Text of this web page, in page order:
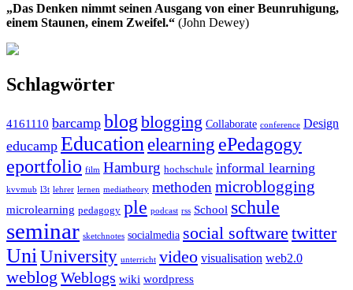
„Das Denken nimmt seinen Ausgang von einer Beunruhigung,
einem Staunen, einem Zweifel.“ (John Dewey)
Schlagwörter
4161110 barcamp blog blogging Collaborate conference Design
educamp Education elearning ePedagogy
eportfolio film Hamburg hochschule informal learning
kvvmub l3t lehrer lernen mediatheory methoden microblogging
microlearning pedagogy ple podcast rss School schule
seminar sketchnotes socialmedia social software twitter
UniUniversity unterricht video visualisation web2.0
weblog Weblogs wiki wordpress